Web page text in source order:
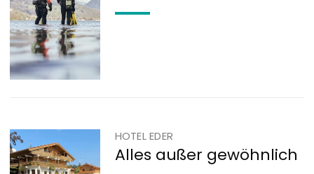
HOTEL EDER
Alles außer gewöhnlich